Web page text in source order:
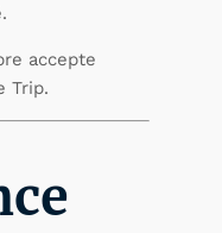
accepte
Trip.